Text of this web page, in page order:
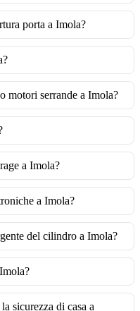
porta a Imola?
motori serrande a Imola?
a Imola?
a Imola?
del cilindro a Imola?
sicurezza di casa a